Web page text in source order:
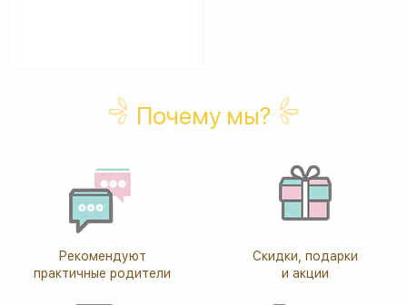
Почему мы?
Рекомендуют
практичные родители
Скидки, подарки
и акции